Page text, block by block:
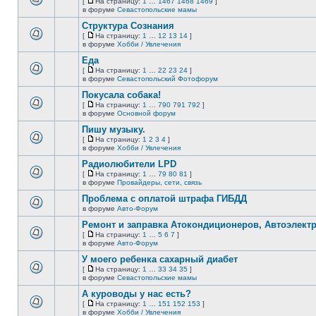
непрочитанных
сообщений.
этой
непрочитанных
сообщений.
На
страницу
в форуме Севастопольские мамы
этой
непрочитанных
сообщений.
Структура Сознания
[
На
страницу
На страницу: 1 12 13 14 ]
в форуме Хобби / Увлечения
этой
непрочитанных
сообщений.
Еда
[
На
страницу
На страницу: 1 22 23 24 ]
в форуме Севастопольский Фотофорум
этой
непрочитанных
сообщений.
Покусала собака!
[
На
страницу
На страницу: 1 790 791 792 ]
в форуме Основной форум
этой
непрочитанных
сообщений.
Пишу музыку.
[
На
страницу
На страницу: 1 2 3 4 ]
в форуме Хобби / Увлечения
этой
непрочитанных
сообщений.
Радиолюбители LPD
[
На
страницу
На страницу: 1 79 80 81 ]
в форуме Провайдеры, сети, связь
непрочитанных
сообщений.
Проблема с оплатой штрафа ГИБДД
в форуме Авто-Форум
этой
непрочитанных
Ремонт и заправка Атокондиционеров,
[
На
страницу
На страницу: 1 5 6 7 ]
в форуме Авто-Форум
этой
У моего ребенка сахарный диабет
[
На
страницу
На страницу: 1 33 34 35 ]
в форуме Севастопольские мамы
А куроводы у нас есть?
[
На
На страницу: 1 151 152 153 ]
в форуме Хобби / Увлечения